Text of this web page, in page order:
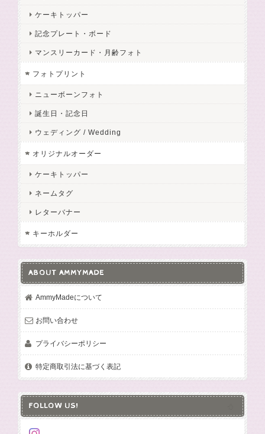
ケーキトッパー
記念プレート・ボード
マンスリーカード・月齢フォト
フォトプリント
ニューボーンフォト
誕生日・記念日
ウェディング / Wedding
オリジナルオーダー
ケーキトッパー
ネームタグ
レターバナー
キーホルダー
ABOUT AMMYMADE
AmmyMadeについて
お問い合わせ
プライバシーポリシー
特定商取引法に基づく表記
FOLLOW US!